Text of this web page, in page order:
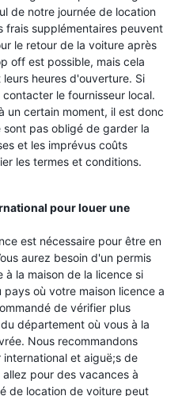
de notre journée de location
frais supplémentaires peuvent
le retour de la voiture après
off est possible, mais cela
heures d'ouverture. Si
le fournisseur local.
un certain moment, il est donc
sont pas obligé de garder la
et les imprévus coûts
les termes et conditions.
pour louer une
est nécessaire pour être en
aurez besoin d'un permis
la maison de la licence si
où votre maison licence a
de vérifier plus
département où vous à la
Nous recommandons
et aiguë;s de
pour des vacances à
de location de voiture peut